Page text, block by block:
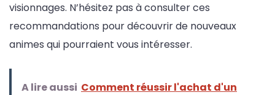
visionnages. N’hésitez pas à consulter ces
recommandations pour découvrir de nouveaux
animes qui pourraient vous intéresser.
A lire aussi Comment réussir l'achat d'un